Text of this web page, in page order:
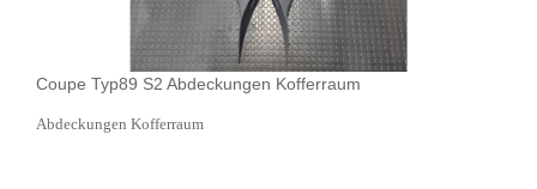
Coupe Typ89 S2 Abdeckungen Kofferraum
Abdeckungen Kofferraum